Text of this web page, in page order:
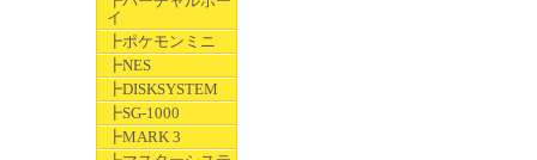
イ
┣ポケモンミニ
┣NES
┣DISKSYSTEM
┣SG-1000
┣MARK 3